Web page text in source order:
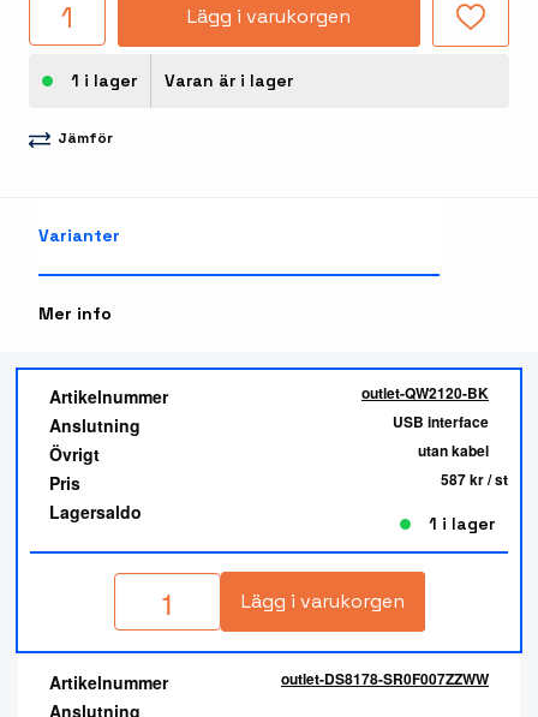
Lägg i varukorgen
1 i lager Varan är i lager
Jämför
Varianter
Mer info
Artikelnummer outlet-QW2120-BK
Anslutning USB interface
Övrigt utan kabel
Pris 587 kr/ st
Lagersaldo 1 i lager
Lägg i varukorgen
Artikelnummer outlet-DS8178-SR0F007ZZWW
Anslutning